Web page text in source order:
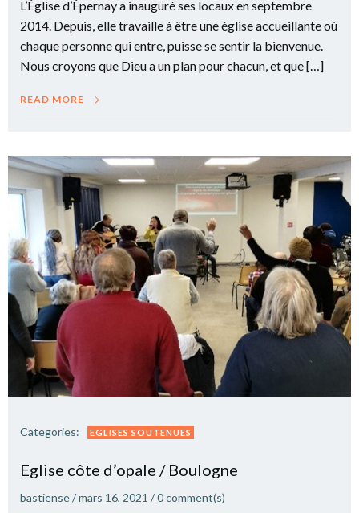
L’Église d’Épernay a inauguré ses locaux en septembre
2014. Depuis, elle travaille à être une église accueillante où
chaque personne qui entre, puisse se sentir la bienvenue.
Nous croyons que Dieu a un plan pour chacun, et que […]
READ MORE
Categories: EGLISES SOUTENUES
Eglise côte d’opale / Boulogne
bastiense/mars 16, 2021 /0comment(s)